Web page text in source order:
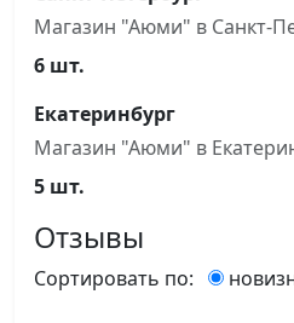
Магазин "Аюми" в Санкт-
6 шт.
Екатеринбург
Магазин "Аюми" в
5 шт.
Отзывы
Сортировать по: